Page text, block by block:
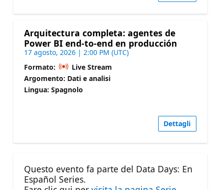
Arquitectura completa: agentes de
Power BI end-to-end en producción
17 agosto, 2026 | 2:00 PM (UTC)
Formato:
Live Stream
Argomento: Dati e analisi
Lingua: Spagnolo
Dettagli
Questo evento fa parte del Data Days: En
Español Series.